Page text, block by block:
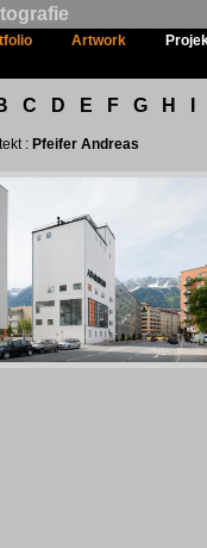
Artwork
C D E F G H
: Pfeifer Andreas